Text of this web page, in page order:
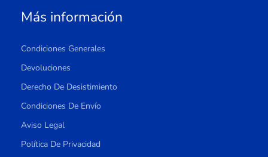
Más información
Condiciones Generales
Devoluciones
Derecho De Desistimiento
Condiciones De Envío
Aviso Legal
Política De Privacidad